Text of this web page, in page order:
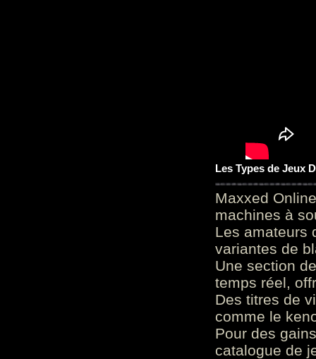
Les Types de Jeux
Maxxed
machines à
Les amateurs
variantes de
Une section
temps réel,
Des titres de
comme le
Pour des
catalogue de